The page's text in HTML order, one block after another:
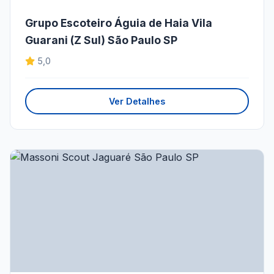
Grupo Escoteiro Águia de Haia Vila
Guarani (Z Sul) São Paulo SP
5,0
Ver Detalhes